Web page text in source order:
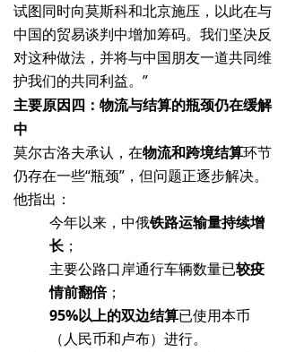
试图同时向莫斯科和北京施压，以此在与
中国的贸易谈判中增加筹码。我们坚决反
对这种做法，并将与中国朋友一道共同维
护我们的共同利益。”
主要原因四：物流与结算的瓶颈仍在缓解
中
莫尔古洛夫承认，在物流和跨境结算环节
仍存在一些“瓶颈”，但问题正逐步解决。
他指出：
今年以来，中俄铁路运输量持续增
长 ；
主要公路口岸通行车辆数量已较疫
情前翻倍；
95%以上的双边结算已使用本币
（人民币和卢布）进行。